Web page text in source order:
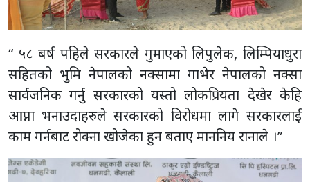
“ ५८ बर्ष पहिले सरकारले गुमाएको लिपुलेक, लिम्पियाधुरा
सहितको भुमि नेपालको नक्सामा गाभेर नेपालको नक्सा
सार्वजनिक गर्नु सरकारको यस्तो लोकप्रियता देखेर केहि
आप्ना भनाउदाहरुले सरकारको विरोधमा लागे सरकारलाई
काम गर्नबाट रोक्ना खोजेका हुन बताए माननिय रानाले ।”